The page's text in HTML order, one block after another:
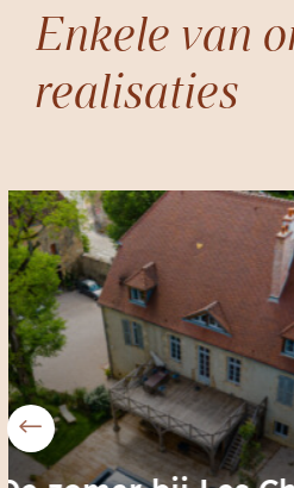
Enkele van
realisaties